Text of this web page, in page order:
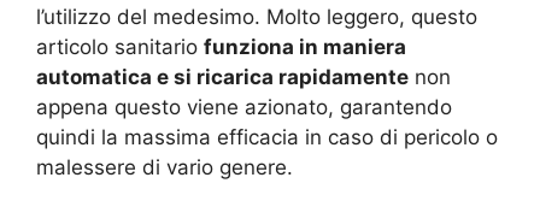
l’utilizzo del medesimo. Molto leggero, questo
articolo sanitario funziona in maniera
automatica e si ricarica rapidamente non
appena questo viene azionato, garantendo
quindi la massima efficacia in caso di pericolo o
malessere di vario genere.